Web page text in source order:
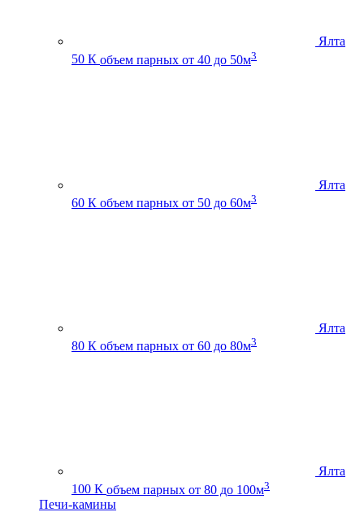
Ялта
50 К объем парных от 40 до 50м3
Ялта
60 К объем парных от 50 до 60м3
Ялта
80 К объем парных от 60 до 80м3
Ялта
100 К объем парных от 80 до 100м3
Печи-камины